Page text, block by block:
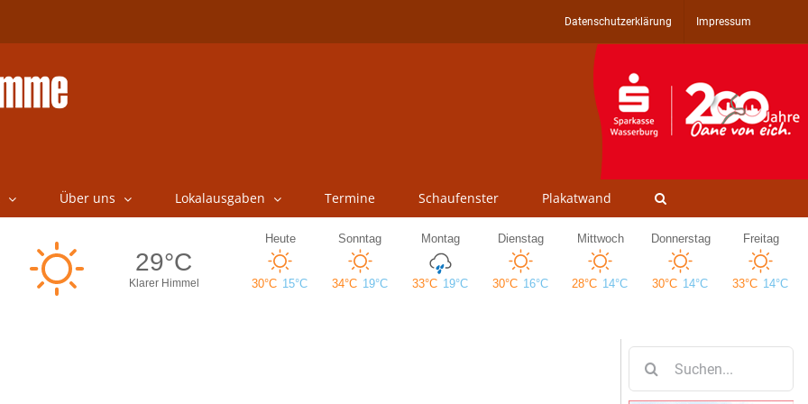
Datenschutzerklärung Impressum
Über uns Lokalausgaben Termine Schaufenster Plakatwand
nach: